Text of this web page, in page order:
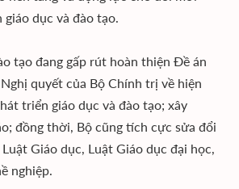
giáo dục và đào tạo.
tạo đang gấp rút hoàn thiện Đề án
quyết của Bộ Chính trị về hiện
triển giáo dục và đào tạo; xây
đồng thời, Bộ cũng tích cực sửa đổi
Giáo dục, Luật Giáo dục đại học,
nghiệp.